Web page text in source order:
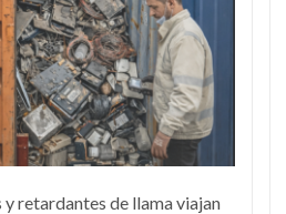
retardantes de llama viajan